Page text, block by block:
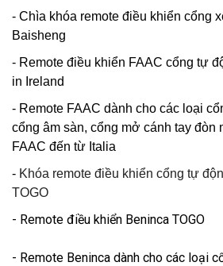
- Chìa khóa remote điều khiển cổng
Baisheng
- Remote điều khiển FAAC cổng tự
in Ireland
- Remote FAAC dành cho các loại
cổng âm sàn, cổng mở cánh tay đòn
FAAC đến từ Italia
- Khóa remote điều khiển cổng tự
TOGO
- Remote điều khiển Beninca TOGO
- Remote Beninca dành cho các loại